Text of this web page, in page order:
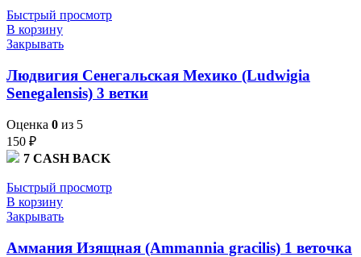
Быстрый просмотр
В корзину
Закрывать
Людвигия Сенегальская Мехико (Ludwigia
Senegalensis) 3 ветки
Оценка 0 из 5
150 ₽
7 CASH BACK
Быстрый просмотр
В корзину
Закрывать
Аммания Изящная (Ammannia gracilis) 1 веточка